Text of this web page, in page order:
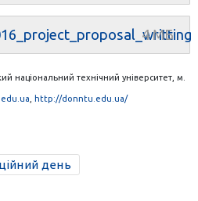
національний технічний університет, м.
http://donntu.edu.ua/
день